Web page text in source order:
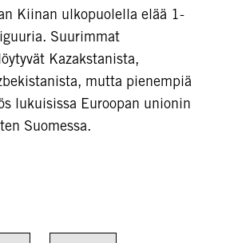
Kiinan ulkopuolella elää 1-
Suurimmat
Kazakstanista,
mutta pienempiä
lukuisissa Euroopan unionin
Suomessa.